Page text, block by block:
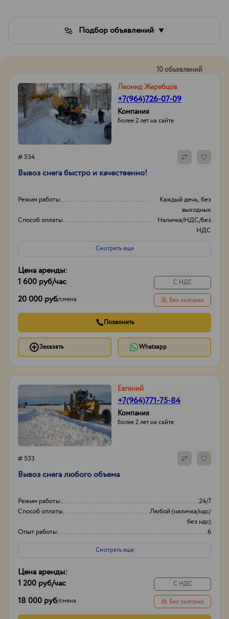
Подбор объявлений
10 обьявлений
Леонид Жеребцов
+7(964)726-07-09
Компания
более 2 лет на сайте
# 534
Вывоз снега быстро и качественно!
Режим работы:
Каждый день, без
выходных
Способ оплаты
Наличка/НДС/без
НДС
Опыт работы:
14
Смотреть еще
Цена аренды:
1 600 руб/час
20 000 руб/смена
С НДС
Без экипажа
Позвонить
Заказать Whatsapp
Евгений
+7(964)771-75-84
Компания
более 2 лет на сайте
# 533
Вывоз снега любого объема
Режим работы:
24/7
Способ оплаты
Любой (наличка/ндс/
без ндс)
Опыт работы:
6
Объем
20-30
Смотреть еще
Цена аренды:
1 200 руб/час
18 000 руб/смена
С НДС
Без экипажа